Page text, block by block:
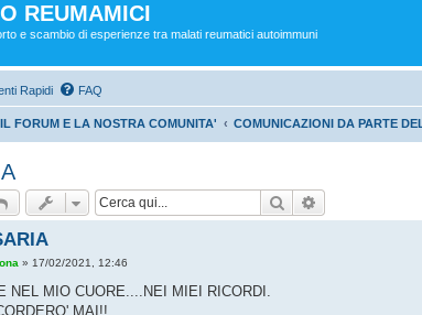
REUMAMICI
e scambio di esperienze tra malati reumatici autoimmuni
Rapidi FAQ
IL FORUM E LA NOSTRA COMUNITA' COMUNICAZIONI DA PARTE
Cerca
» 17/02/2021, 12:46
NEL MIO CUORE....NEI MIEI RICORDI.
MAI!!